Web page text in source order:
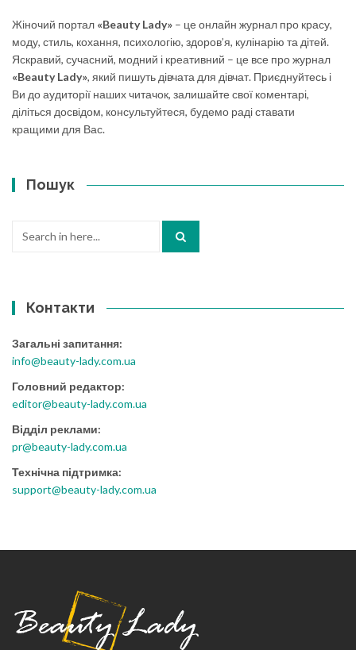
Жіночий портал «Beauty Lady» – це онлайн журнал про красу,
моду, стиль, кохання, психологію, здоров’я, кулінарію та дітей.
Яскравий, сучасний, модний і креативний – це все про журнал
«Beauty Lady», який пишуть дівчата для дівчат. Приєднуйтесь і
Ви до аудиторії наших читачок, залишайте свої коментарі,
діліться досвідом, консультуйтеся, будемо раді ставати
кращими для Вас.
Пошук
Контакти
Загальні запитання:
info@beauty-lady.com.ua
Головний редактор:
editor@beauty-lady.com.ua
Відділ реклами:
pr@beauty-lady.com.ua
Технічна підтримка:
support@beauty-lady.com.ua